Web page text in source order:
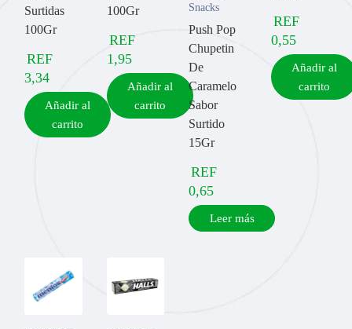
Surtidas
100Gr
REF
3,34
Añadir al
carrito
100Gr
REF
1,95
Añadir al
carrito
Snacks
Push Pop
Chupetin
De
Caramelo
Sabor
Surtido
15Gr
REF
0,65
Leer más
REF
0,55
Añadir al
carrito